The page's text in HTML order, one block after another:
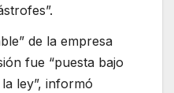
de la empresa
fue “puesta bajo
ley”, informó